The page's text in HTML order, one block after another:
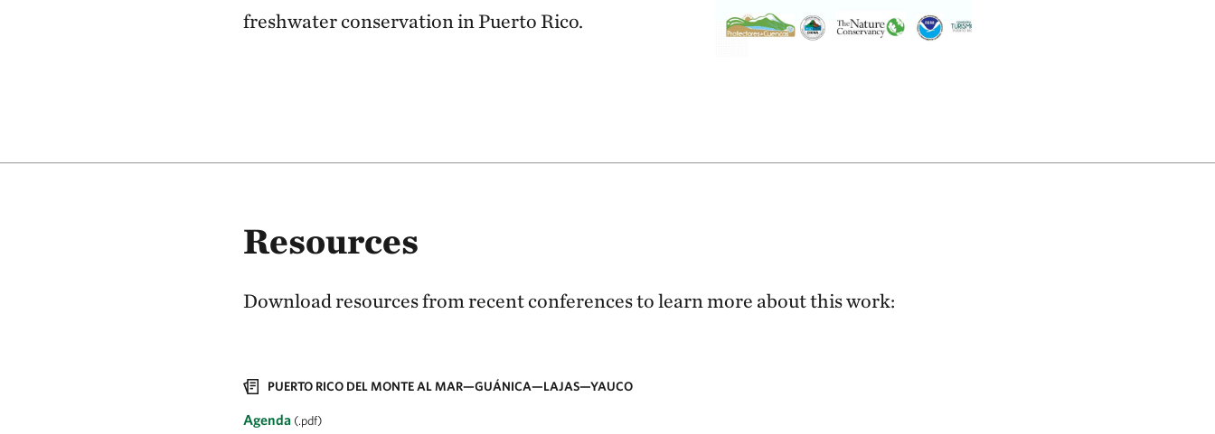
freshwater conservation in Puerto Rico.
Resources
Download resources from recent conferences to learn more about this work:
PUERTO RICO DEL MONTE AL MAR—GUÁNICA—LAJAS—YAUCO
Agenda (.pdf)